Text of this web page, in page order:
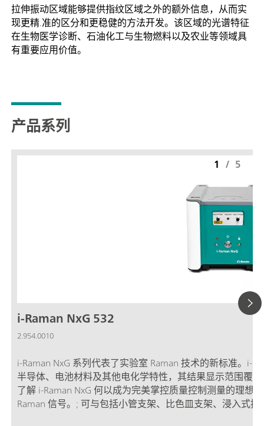
拉伸振动区域能够提供指纹区域之外的额外信息，从而实
现更精.准的区分和更稳健的方法开发。该区域的光谱特征
在生物医学诊断、石油化工与生物燃料以及农业等领域具
有重要应用价值。
产品系列
i-Raman NxG 532
2.954.0010
i-Raman NxG 系列代表了实验室 Raman 技术的新标准。i-
半导体、电池材料及其他电化学特性，其结果显示范围覆
了解 i-Raman NxG 何以成为完美掌控质量控制测量的理想
Raman 信号。; 可与包括小管支架、比色皿支架、浸入式
1 / 5